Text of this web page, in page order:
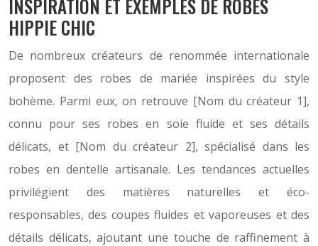
INSPIRATION ET EXEMPLES DE ROBES
HIPPIE CHIC
De nombreux créateurs de renommée internationale
proposent des robes de mariée inspirées du style
bohème. Parmi eux, on retrouve [Nom du créateur 1],
connu pour ses robes en soie fluide et ses détails
délicats, et [Nom du créateur 2], spécialisé dans les
robes en dentelle artisanale. Les tendances actuelles
privilégient des matières naturelles et éco-
responsables, des coupes fluides et vaporeuses et des
détails délicats, ajoutant une touche de raffinement à